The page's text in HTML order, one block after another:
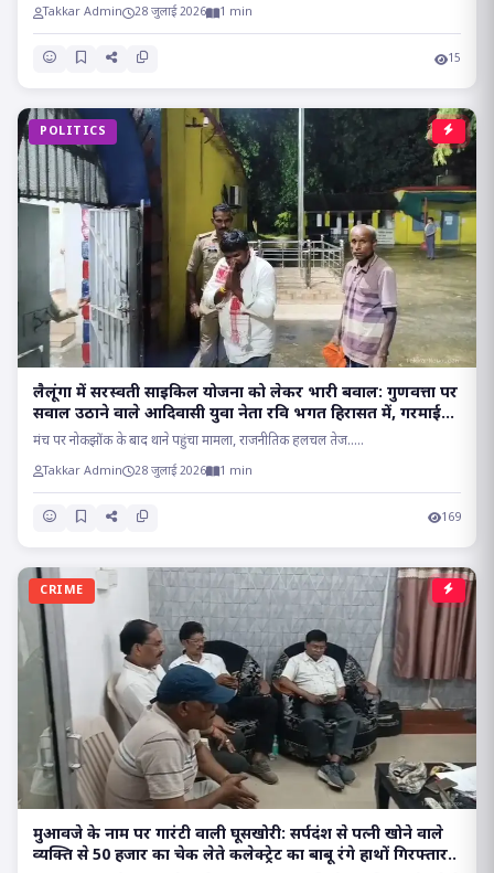
Takkar Admin 28 जुलाई 2026 1 min
15
POLITICS
लैलूंगा में सरस्वती साइकिल योजना को लेकर भारी बवाल: गुणवत्ता पर
सवाल उठाने वाले आदिवासी युवा नेता रवि भगत हिरासत में, गरमाई
सियासत..
मंच पर नोकझोंक के बाद थाने पहुंचा मामला, राजनीतिक हलचल तेज.....
Takkar Admin 28 जुलाई 2026 1 min
169
CRIME
मुआवजे के नाम पर गारंटी वाली घूसखोरी: सर्पदंश से पत्नी खोने वाले
व्यक्ति से 50 हजार का चेक लेते कलेक्ट्रेट का बाबू रंगे हाथों गिरफ्तार..